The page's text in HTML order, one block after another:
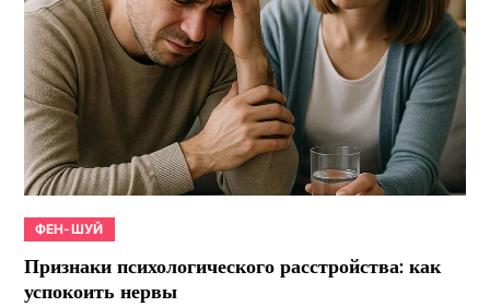
ФЕН-ШУЙ
Признаки психологического расстройства: как
успокоить нервы